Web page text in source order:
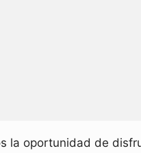
la oportunidad de